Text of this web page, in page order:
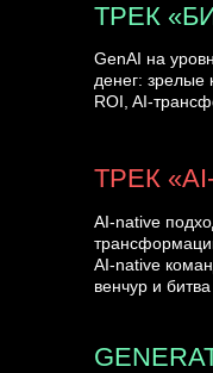
ТРЕК
GenAI на
денег: зрелые
ROI, AI-
AI-native
AI-native
венчур и
ТРЕК